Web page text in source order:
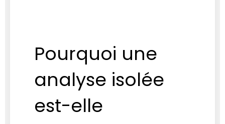
Pourquoi une
analyse isolée
est-elle